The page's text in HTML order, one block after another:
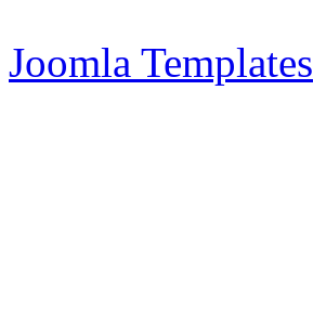
Joomla Templates